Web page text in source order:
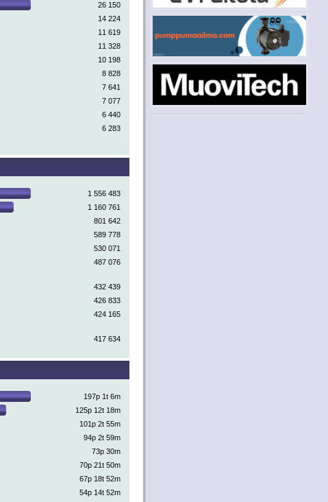
26 150
14 224
11 619
11 328
10 198
8 828
7 641
7 077
6 440
6 283
1 556 483
1 160 761
801 642
589 778
530 071
487 076
432 439
426 833
424 165
417 634
197p 1t 6m
125p 12t 18m
101p 2t 55m
94p 2t 59m
73p 30m
70p 21t 50m
67p 18t 52m
54p 14t 52m